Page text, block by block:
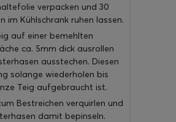
verpacken und 30
im Kühlschrank ruhen lassen.
auf einer bemehlten
ca. 5mm dick ausrollen
ausstechen. Diesen
solange wiederholen bis
Teig aufgebraucht ist.
Bestreichen verquirlen und
damit bepinseln.